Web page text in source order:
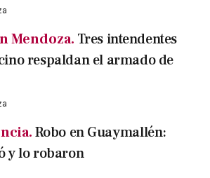
Mendoza. Tres intendentes
respaldan el armado de
Robo en Guaymallén:
y lo robaron